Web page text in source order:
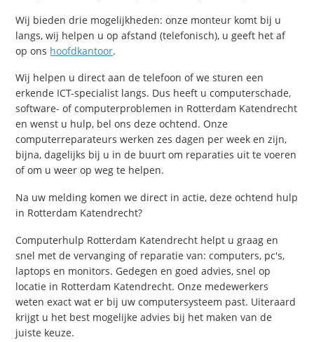
Wij bieden drie mogelijkheden: onze monteur komt bij u
langs, wij helpen u op afstand (telefonisch), u geeft het af
op ons hoofdkantoor.
Wij helpen u direct aan de telefoon of we sturen een
erkende ICT-specialist langs. Dus heeft u computerschade,
software- of computerproblemen in Rotterdam Katendrecht
en wenst u hulp, bel ons deze ochtend. Onze
computerreparateurs werken zes dagen per week en zijn,
bijna, dagelijks bij u in de buurt om reparaties uit te voeren
of om u weer op weg te helpen.
Na uw melding komen we direct in actie, deze ochtend hulp
in Rotterdam Katendrecht?
Computerhulp Rotterdam Katendrecht helpt u graag en
snel met de vervanging of reparatie van: computers, pc's,
laptops en monitors. Gedegen en goed advies, snel op
locatie in Rotterdam Katendrecht. Onze medewerkers
weten exact wat er bij uw computersysteem past. Uiteraard
krijgt u het best mogelijke advies bij het maken van de
juiste keuze.